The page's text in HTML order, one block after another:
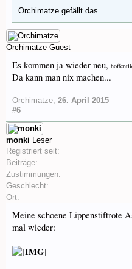
Orchimatze gefällt das.
Orchimatze Guest
Es kommen ja wieder neu,
Da kann man nix machen...
Orchimatze, 26. April 2015
#6
monki Leser
Registriert seit:
Beiträge:
Zustimmungen:
Geschlecht:
Ort:
Meine schoene Lippenstiftrote
mal wieder: